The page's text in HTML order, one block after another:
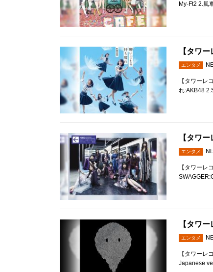
My-Ft2 2.風
【タワ
エンタメ
【タワーレ
れ:AKB48
【タワ
エンタメ
【タワーレ
【タワ
エンタメ
【タワーレ
Japanese